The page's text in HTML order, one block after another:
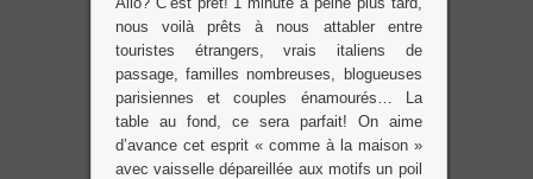
nous voilà prêts à nous attabler entre
touristes étrangers, vrais italiens de
passage, familles nombreuses, blogueuses
parisiennes et couples énamourés… La
table au fond, ce sera parfait! On aime
d’avance cet esprit « comme à la maison »
avec vaisselle dépareillée aux motifs un poil